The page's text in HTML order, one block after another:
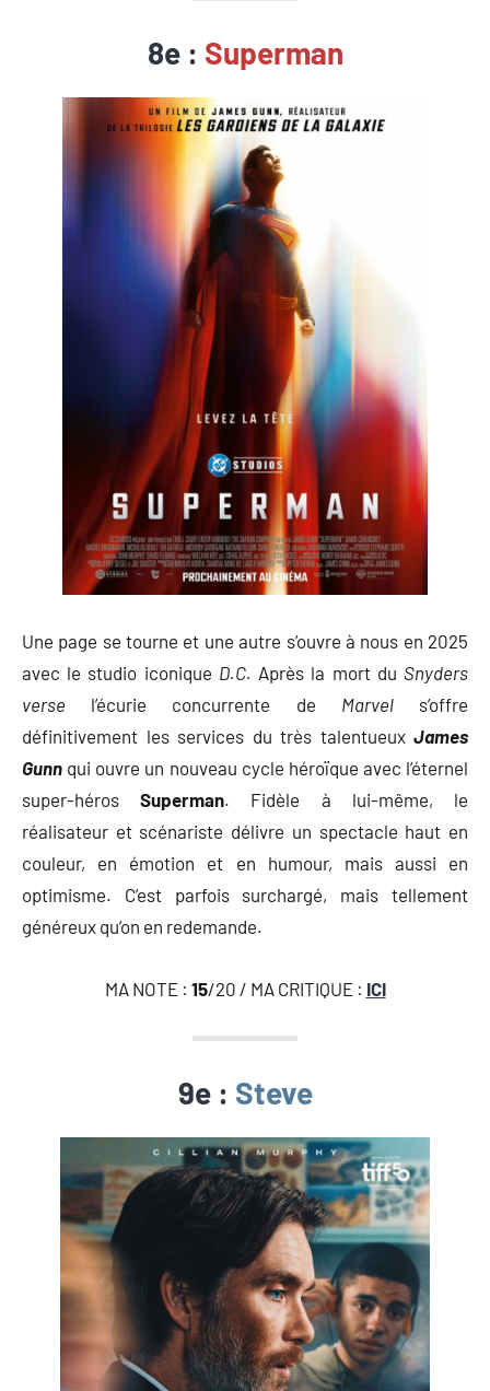
8e : Superman
Une page se tourne et une autre s’ouvre à nous en 2025
avec le studio iconique D.C. Après la mort du Snyders
verse l’écurie concurrente de Marvel s’offre
définitivement les services du très talentueux James
Gunn qui ouvre un nouveau cycle héroïque avec l’éternel
super-hérosSuperman. Fidèle à lui-même, le
réalisateur et scénariste délivre un spectacle haut en
couleur, en émotion et en humour, mais aussi en
optimisme. C’est parfois surchargé, mais tellement
généreux qu’on en redemande.
MA NOTE : 15/20 / MA CRITIQUE : ICI
9e : Steve